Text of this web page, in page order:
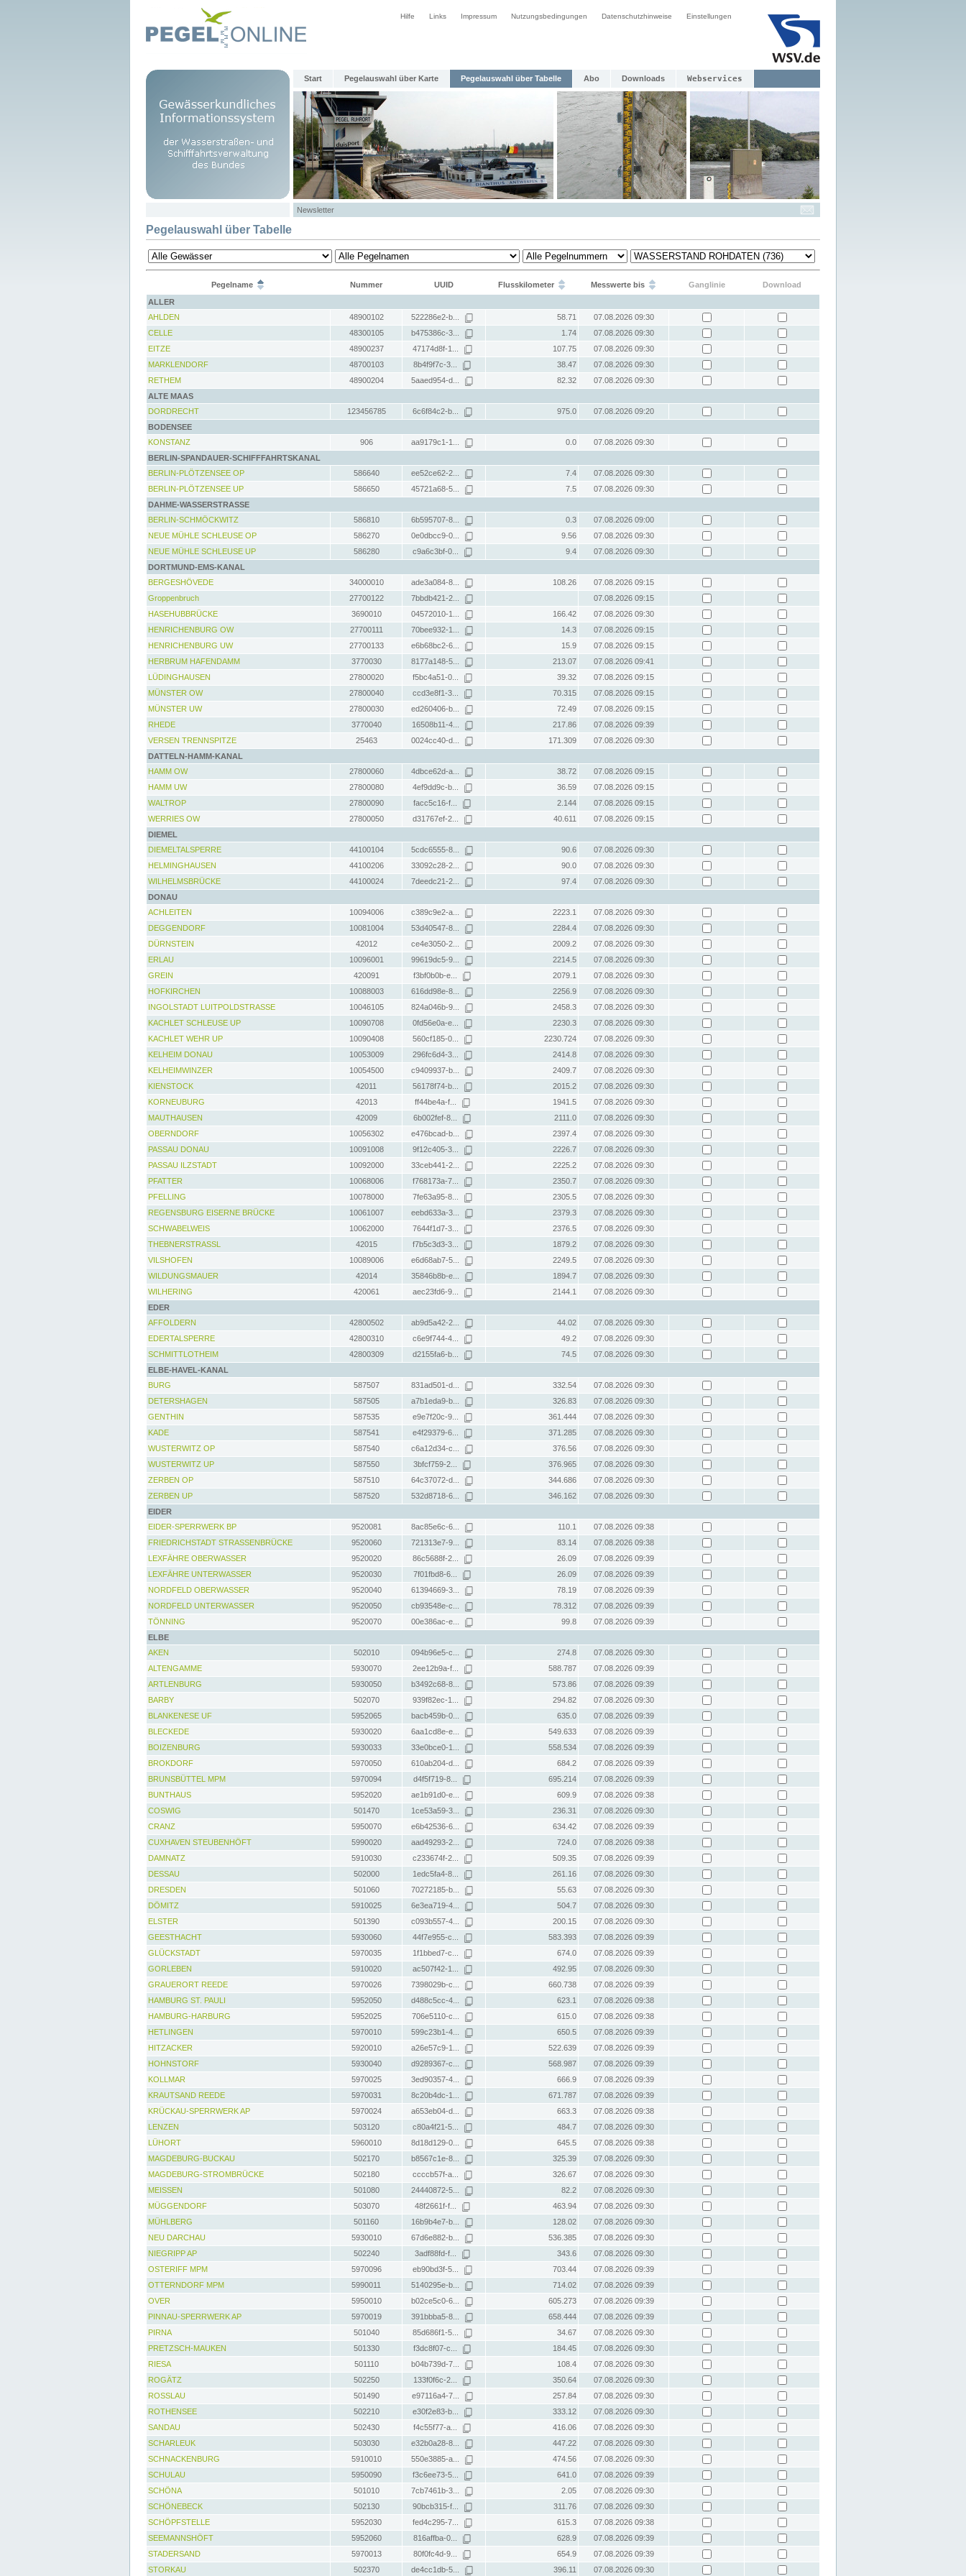
Hilfe Links Impressum Nutzungsbedingungen Datenschutzhinweise Einstellungen
Start Pegelauswahl über Karte Pegelauswahl über Tabelle Abo Downloads Webservices
Newsletter
Pegelauswahl über Tabelle
Pegelname Nummer UUID Flusskilometer Messwerte bis Ganglinie
Download
ALLER
AHLDEN
48900102 522286e2-b... 58.71
07.08.2026 09:30
CELLE
48300105 b475386c-3... 1.74
07.08.2026 09:30
EITZE
48900237 47174d8f-1... 107.75
07.08.2026 09:30
MARKLENDORF
48700103 8b4f9f7c-3... 38.47
07.08.2026 09:30
RETHEM
48900204 5aaed954-d... 82.32
07.08.2026 09:30
ALTE MAAS
DORDRECHT
123456785 6c6f84c2-b... 975.0
07.08.2026 09:20
BODENSEE
KONSTANZ
906 aa9179c1-1... 0.0
07.08.2026 09:30
BERLIN-SPANDAUER-SCHIFFFAHRTSKANAL
BERLIN-PLÖTZENSEE OP
586640 ee52ce62-2... 7.4
07.08.2026 09:30
BERLIN-PLÖTZENSEE UP
586650 45721a68-5... 7.5
07.08.2026 09:30
DAHME-WASSERSTRASSE
BERLIN-SCHMÖCKWITZ
586810 6b595707-8... 0.3
07.08.2026 09:00
NEUE MÜHLE SCHLEUSE OP
586270 0e0dbcc9-0... 9.56
07.08.2026 09:30
NEUE MÜHLE SCHLEUSE UP
586280 c9a6c3bf-0... 9.4
07.08.2026 09:30
DORTMUND-EMS-KANAL
BERGESHÖVEDE
34000010 ade3a084-8... 108.26
07.08.2026 09:15
Groppenbruch
27700122 7bbdb421-2...
07.08.2026 09:15
HASEHUBBRÜCKE
3690010 04572010-1... 166.42
07.08.2026 09:30
HENRICHENBURG OW
27700111 70bee932-1... 14.3
07.08.2026 09:15
HENRICHENBURG UW
27700133 e6b68bc2-6... 15.9
07.08.2026 09:15
HERBRUM HAFENDAMM
3770030 8177a148-5... 213.07
07.08.2026 09:41
LÜDINGHAUSEN
27800020 f5bc4a51-0... 39.32
07.08.2026 09:15
MÜNSTER OW
27800040 ccd3e8f1-3... 70.315
07.08.2026 09:15
MÜNSTER UW
27800030 ed260406-b... 72.49
07.08.2026 09:15
RHEDE
3770040 16508b11-4... 217.86
07.08.2026 09:39
VERSEN TRENNSPITZE
25463 0024cc40-d... 171.309
07.08.2026 09:30
DATTELN-HAMM-KANAL
HAMM OW
27800060 4dbce62d-a... 38.72
07.08.2026 09:15
HAMM UW
27800080 4ef9dd9c-b... 36.59
07.08.2026 09:15
WALTROP
27800090 facc5c16-f... 2.144
07.08.2026 09:15
WERRIES OW
27800050 d31767ef-2... 40.611
07.08.2026 09:15
DIEMEL
DIEMELTALSPERRE
44100104 5cdc6555-8... 90.6
07.08.2026 09:30
HELMINGHAUSEN
44100206 33092c28-2... 90.0
07.08.2026 09:30
WILHELMSBRÜCKE
44100024 7deedc21-2... 97.4
07.08.2026 09:30
DONAU
ACHLEITEN
10094006 c389c9e2-a... 2223.1
07.08.2026 09:30
DEGGENDORF
10081004 53d40547-8... 2284.4
07.08.2026 09:30
DÜRNSTEIN
42012 ce4e3050-2... 2009.2
07.08.2026 09:30
ERLAU
10096001 99619dc5-9... 2214.5
07.08.2026 09:30
GREIN
420091 f3bf0b0b-e... 2079.1
07.08.2026 09:30
HOFKIRCHEN
10088003 616dd98e-8... 2256.9
07.08.2026 09:30
INGOLSTADT LUITPOLDSTRASSE
10046105 824a046b-9... 2458.3
07.08.2026 09:30
KACHLET SCHLEUSE UP
10090708 0fd56e0a-e... 2230.3
07.08.2026 09:30
KACHLET WEHR UP
10090408 560cf185-0... 2230.724
07.08.2026 09:30
KELHEIM DONAU
10053009 296fc6d4-3... 2414.8
07.08.2026 09:30
KELHEIMWINZER
10054500 c9409937-b... 2409.7
07.08.2026 09:30
KIENSTOCK
42011 56178f74-b... 2015.2
07.08.2026 09:30
KORNEUBURG
42013 ff44be4a-f... 1941.5
07.08.2026 09:30
MAUTHAUSEN
42009 6b002fef-8... 2111.0
07.08.2026 09:30
OBERNDORF
10056302 e476bcad-b... 2397.4
07.08.2026 09:30
PASSAU DONAU
10091008 9f12c405-3... 2226.7
07.08.2026 09:30
PASSAU ILZSTADT
10092000 33ceb441-2... 2225.2
07.08.2026 09:30
PFATTER
10068006 f768173a-7... 2350.7
07.08.2026 09:30
PFELLING
10078000 7fe63a95-8... 2305.5
07.08.2026 09:30
REGENSBURG EISERNE BRÜCKE
10061007 eebd633a-3... 2379.3
07.08.2026 09:30
SCHWABELWEIS
10062000 7644f1d7-3... 2376.5
07.08.2026 09:30
THEBNERSTRASSL
42015 f7b5c3d3-3... 1879.2
07.08.2026 09:30
VILSHOFEN
10089006 e6d68ab7-5... 2249.5
07.08.2026 09:30
WILDUNGSMAUER
42014 35846b8b-e... 1894.7
07.08.2026 09:30
WILHERING
420061 aec23fd6-9... 2144.1
07.08.2026 09:30
EDER
AFFOLDERN
42800502 ab9d5a42-2... 44.02
07.08.2026 09:30
EDERTALSPERRE
42800310 c6e9f744-4... 49.2
07.08.2026 09:30
SCHMITTLOTHEIM
42800309 d2155fa6-b... 74.5
07.08.2026 09:30
ELBE-HAVEL-KANAL
BURG
587507 831ad501-d... 332.54
07.08.2026 09:30
DETERSHAGEN
587505 a7b1eda9-b... 326.83
07.08.2026 09:30
GENTHIN
587535 e9e7f20c-9... 361.444
07.08.2026 09:30
KADE
587541 e4f29379-6... 371.285
07.08.2026 09:30
WUSTERWITZ OP
587540 c6a12d34-c... 376.56
07.08.2026 09:30
WUSTERWITZ UP
587550 3bfcf759-2... 376.965
07.08.2026 09:30
ZERBEN OP
587510 64c37072-d... 344.686
07.08.2026 09:30
ZERBEN UP
587520 532d8718-6... 346.162
07.08.2026 09:30
EIDER
EIDER-SPERRWERK BP
9520081 8ac85e6c-6... 110.1
07.08.2026 09:38
FRIEDRICHSTADT STRASSENBRÜCKE
9520060 721313e7-9... 83.14
07.08.2026 09:38
LEXFÄHRE OBERWASSER
9520020 86c5688f-2... 26.09
07.08.2026 09:39
LEXFÄHRE UNTERWASSER
9520030 7f01fbd8-6... 26.09
07.08.2026 09:39
NORDFELD OBERWASSER
9520040 61394669-3... 78.19
07.08.2026 09:39
NORDFELD UNTERWASSER
9520050 cb93548e-c... 78.312
07.08.2026 09:39
TÖNNING
9520070 00e386ac-e... 99.8
07.08.2026 09:39
ELBE
AKEN
502010 094b96e5-c... 274.8
07.08.2026 09:30
ALTENGAMME
5930070 2ee12b9a-f... 588.787
07.08.2026 09:39
ARTLENBURG
5930050 b3492c68-8... 573.86
07.08.2026 09:39
BARBY
502070 939f82ec-1... 294.82
07.08.2026 09:30
BLANKENESE UF
5952065 bacb459b-0... 635.0
07.08.2026 09:39
BLECKEDE
5930020 6aa1cd8e-e... 549.633
07.08.2026 09:39
BOIZENBURG
5930033 33e0bce0-1... 558.534
07.08.2026 09:39
BROKDORF
5970050 610ab204-d... 684.2
07.08.2026 09:39
BRUNSBÜTTEL MPM
5970094 d4f5f719-8... 695.214
07.08.2026 09:39
BUNTHAUS
5952020 ae1b91d0-e... 609.9
07.08.2026 09:38
COSWIG
501470 1ce53a59-3... 236.31
07.08.2026 09:30
CRANZ
5950070 e6b42536-6... 634.42
07.08.2026 09:39
CUXHAVEN STEUBENHÖFT
5990020 aad49293-2... 724.0
07.08.2026 09:38
DAMNATZ
5910030 c233674f-2... 509.35
07.08.2026 09:39
DESSAU
502000 1edc5fa4-8... 261.16
07.08.2026 09:30
DRESDEN
501060 70272185-b... 55.63
07.08.2026 09:30
DÖMITZ
5910025 6e3ea719-4... 504.7
07.08.2026 09:30
ELSTER
501390 c093b557-4... 200.15
07.08.2026 09:30
GEESTHACHT
5930060 44f7e955-c... 583.393
07.08.2026 09:39
GLÜCKSTADT
5970035 1f1bbed7-c... 674.0
07.08.2026 09:39
GORLEBEN
5910020 ac507f42-1... 492.95
07.08.2026 09:30
GRAUERORT REEDE
5970026 7398029b-c... 660.738
07.08.2026 09:39
HAMBURG ST. PAULI
5952050 d488c5cc-4... 623.1
07.08.2026 09:38
HAMBURG-HARBURG
5952025 706e5110-c... 615.0
07.08.2026 09:38
HETLINGEN
5970010 599c23b1-4... 650.5
07.08.2026 09:39
HITZACKER
5920010 a26e57c9-1... 522.639
07.08.2026 09:39
HOHNSTORF
5930040 d9289367-c... 568.987
07.08.2026 09:39
KOLLMAR
5970025 3ed90357-4... 666.9
07.08.2026 09:39
KRAUTSAND REEDE
5970031 8c20b4dc-1... 671.787
07.08.2026 09:39
KRÜCKAU-SPERRWERK AP
5970024 a653eb04-d... 663.3
07.08.2026 09:38
LENZEN
503120 c80a4f21-5... 484.7
07.08.2026 09:30
LÜHORT
5960010 8d18d129-0... 645.5
07.08.2026 09:38
MAGDEBURG-BUCKAU
502170 b8567c1e-8... 325.39
07.08.2026 09:30
MAGDEBURG-STROMBRÜCKE
502180 ccccb57f-a... 326.67
07.08.2026 09:30
MEISSEN
501080 24440872-5... 82.2
07.08.2026 09:30
MÜGGENDORF
503070 48f2661f-f... 463.94
07.08.2026 09:30
MÜHLBERG
501160 16b9b4e7-b... 128.02
07.08.2026 09:30
NEU DARCHAU
5930010 67d6e882-b... 536.385
07.08.2026 09:30
NIEGRIPP AP
502240 3adf88fd-f... 343.6
07.08.2026 09:30
OSTERIFF MPM
5970096 eb90bd3f-5... 703.44
07.08.2026 09:39
OTTERNDORF MPM
5990011 5140295e-b... 714.02
07.08.2026 09:39
OVER
5950010 b02ce5c0-6... 605.273
07.08.2026 09:39
PINNAU-SPERRWERK AP
5970019 391bbba5-8... 658.444
07.08.2026 09:39
PIRNA
501040 85d686f1-5... 34.67
07.08.2026 09:30
PRETZSCH-MAUKEN
501330 f3dc8f07-c... 184.45
07.08.2026 09:30
RIESA
501110 b04b739d-7... 108.4
07.08.2026 09:30
ROGÄTZ
502250 133f0f6c-2... 350.64
07.08.2026 09:30
ROSSLAU
501490 e97116a4-7... 257.84
07.08.2026 09:30
ROTHENSEE
502210 e30f2e83-b... 333.12
07.08.2026 09:30
SANDAU
502430 f4c55f77-a... 416.06
07.08.2026 09:30
SCHARLEUK
503030 e32b0a28-8... 447.22
07.08.2026 09:30
SCHNACKENBURG
5910010 550e3885-a... 474.56
07.08.2026 09:30
SCHULAU
5950090 f3c6ee73-5... 641.0
07.08.2026 09:39
SCHÖNA
501010 7cb7461b-3... 2.05
07.08.2026 09:30
SCHÖNEBECK
502130 90bcb315-f... 311.76
07.08.2026 09:30
SCHÖPFSTELLE
5952030 fed4c295-7... 615.3
07.08.2026 09:38
SEEMANNSHÖFT
5952060 816affba-0... 628.9
07.08.2026 09:39
STADERSAND
5970013 80f0fc4d-9... 654.9
07.08.2026 09:39
STORKAU
502370 de4cc1db-5... 396.11 07.08.2026 09:30